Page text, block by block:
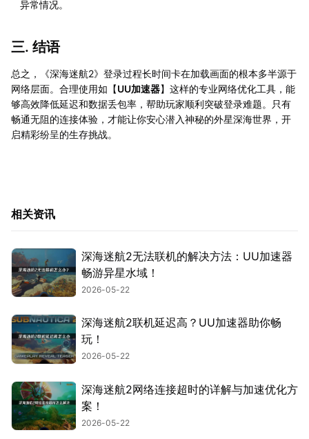
异常情况。
三. 结语
总之，《深海迷航2》登录过程长时间卡在加载画面的根本多半源于
网络层面。合理使用如【UU加速器】这样的专业网络优化工具，能
够高效降低延迟和数据丢包率，帮助玩家顺利突破登录难题。只有
畅通无阻的连接体验，才能让你安心潜入神秘的外星深海世界，开
启精彩纷呈的生存挑战。
相关资讯
深海迷航2无法联机的解决方法：UU加速器
畅游异星水域！
2026-05-22
深海迷航2联机延迟高？UU加速器助你畅
玩！
2026-05-22
深海迷航2网络连接超时的详解与加速优化方
案！
2026-05-22